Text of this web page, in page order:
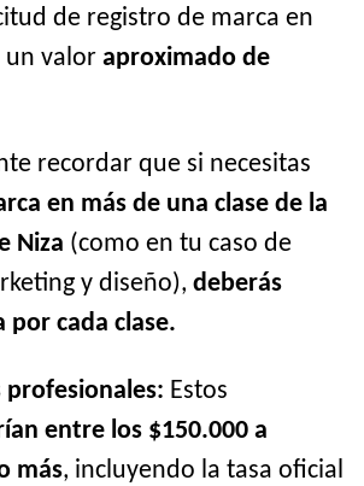
de registro de marca en
un valor aproximado de
recordar que si necesitas
en más de una clase de la
Niza (como en tu caso de
y diseño), deberás
por cada clase.
Estos
entre los $150.000 a
más, incluyendo la tasa oficial